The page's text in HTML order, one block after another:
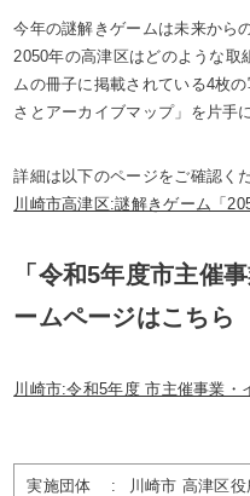
今年の謎解きゲームは未来から
2050年の高津区はどのような取
ムの冊子に掲載されている4枚
さとアーカイブマップ」を片手
詳細は以下のページをご確認く
川崎市高津区:謎解きゲーム「
「令和5年度市主催
ームページはこちら
川崎市:令和5年度 市主催事業
実施団体 : 川崎市 高津区